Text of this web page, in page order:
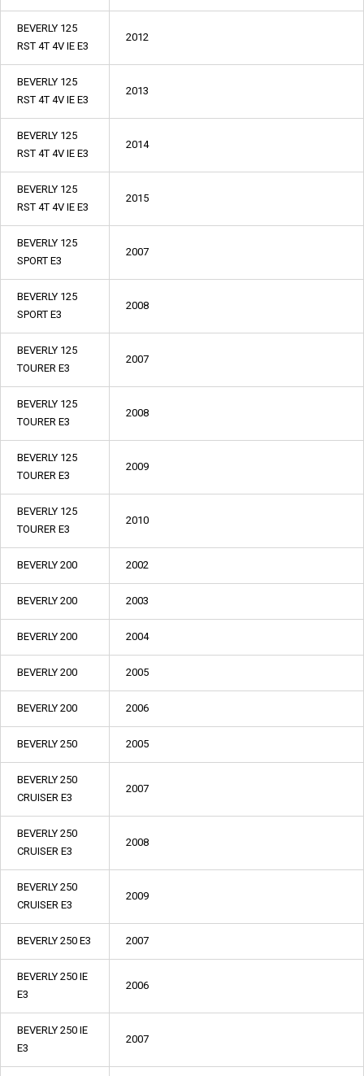
BEVERLY 125
RST 4T 4V IE E3
2012
BEVERLY 125
RST 4T 4V IE E3
2013
BEVERLY 125
RST 4T 4V IE E3
2014
BEVERLY 125
RST 4T 4V IE E3
2015
BEVERLY 125
SPORT E3
2007
BEVERLY 125
SPORT E3
2008
BEVERLY 125
TOURER E3
2007
BEVERLY 125
TOURER E3
2008
BEVERLY 125
TOURER E3
2009
BEVERLY 125
TOURER E3
2010
BEVERLY 200 2002
BEVERLY 200 2003
BEVERLY 200 2004
BEVERLY 200 2005
BEVERLY 200 2006
BEVERLY 250 2005
BEVERLY 250
CRUISER E3
2007
BEVERLY 250
CRUISER E3
2008
BEVERLY 250
CRUISER E3
2009
BEVERLY 250 E3 2007
BEVERLY 250 IE
E3
2006
BEVERLY 250 IE
E3
2007